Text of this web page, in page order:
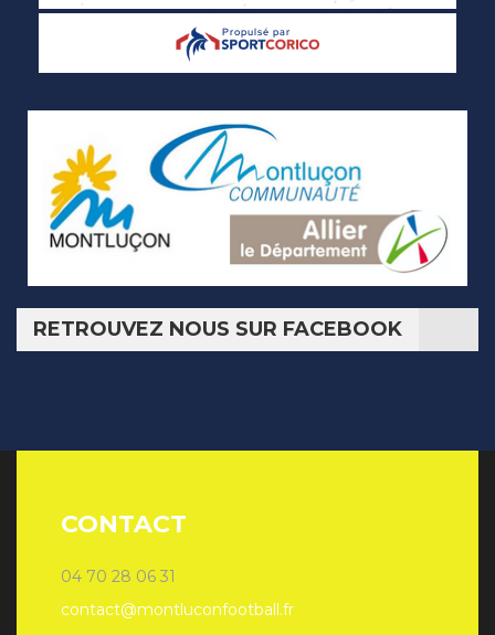
RETROUVEZ NOUS SUR FACEBOOK
CONTACT
04 70 28 06 31
contact@montluconfootball.fr